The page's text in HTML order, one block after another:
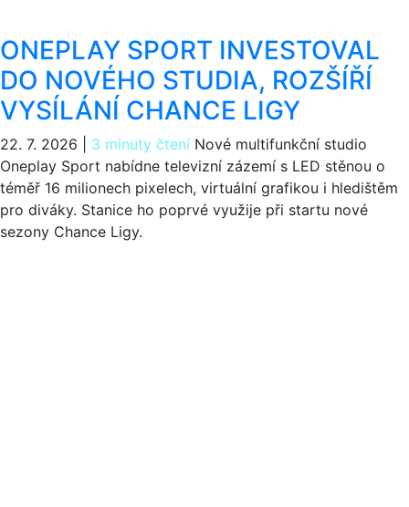
ONEPLAY SPORT INVESTOVAL
DO NOVÉHO STUDIA, ROZŠÍŘÍ
VYSÍLÁNÍ CHANCE LIGY
22. 7. 2026 3 minuty čtení Nové multifunkční studio
Oneplay Sport nabídne televizní zázemí s LED stěnou o
téměř 16 milionech pixelech, virtuální grafikou i hledištěm
pro diváky. Stanice ho poprvé využije při startu nové
sezony Chance Ligy.